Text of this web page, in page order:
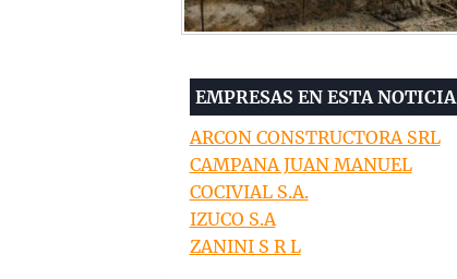
EMPRESAS EN ESTA NOTICIA
ARCON CONSTRUCTORA SRL
CAMPANA JUAN MANUEL
COCIVIAL S.A.
IZUCO S.A
ZANINI S R L